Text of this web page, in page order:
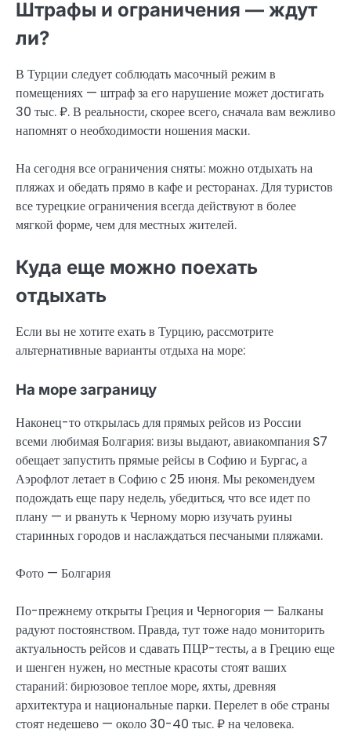
Штрафы и ограничения — ждут
ли?
В Турции следует соблюдать масочный режим в
помещениях — штраф за его нарушение может достигать
30 тыс. ₽. В реальности, скорее всего, сначала вам вежливо
напомнят о необходимости ношения маски.
На сегодня все ограничения сняты: можно отдыхать на
пляжах и обедать прямо в кафе и ресторанах. Для туристов
все турецкие ограничения всегда действуют в более
мягкой форме, чем для местных жителей.
Куда еще можно поехать
отдыхать
Если вы не хотите ехать в Турцию, рассмотрите
альтернативные варианты отдыха на море:
На море заграницу
Наконец-то открылась для прямых рейсов из России
всеми любимая Болгария: визы выдают, авиакомпания S7
обещает запустить прямые рейсы в Софию и Бургас, а
Аэрофлот летает в Софию с 25 июня. Мы рекомендуем
подождать еще пару недель, убедиться, что все идет по
плану — и рвануть к Черному морю изучать руины
старинных городов и наслаждаться песчаными пляжами.
Фото — Болгария
По-прежнему открыты Греция и Черногория — Балканы
радуют постоянством. Правда, тут тоже надо мониторить
актуальность рейсов и сдавать ПЦР-тесты, а в Грецию еще
и шенген нужен, но местные красоты стоят ваших
стараний: бирюзовое теплое море, яхты, древняя
архитектура и национальные парки. Перелет в обе страны
стоят недешево — около 30-40 тыс. ₽ на человека.